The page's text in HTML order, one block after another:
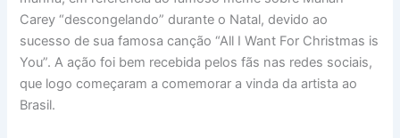
Carey “descongelando” durante o Natal, devido ao
sucesso de sua famosa canção “All I Want For Christmas is
You”. A ação foi bem recebida pelos fãs nas redes sociais,
que logo começaram a comemorar a vinda da artista ao
Brasil.